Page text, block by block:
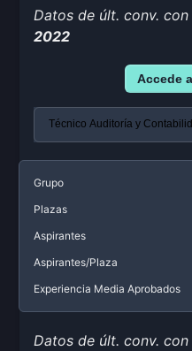
Datos de últ. conv.
2022
Accede
Grupo
Plazas
Aspirantes
Aspirantes/Plaza
Experiencia Media Aprobados
Datos de últ. conv.